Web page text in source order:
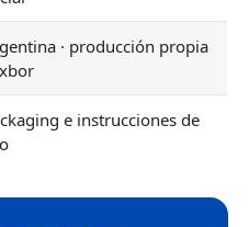
· producción propia
e instrucciones de